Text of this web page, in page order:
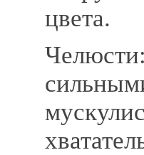
цвета.